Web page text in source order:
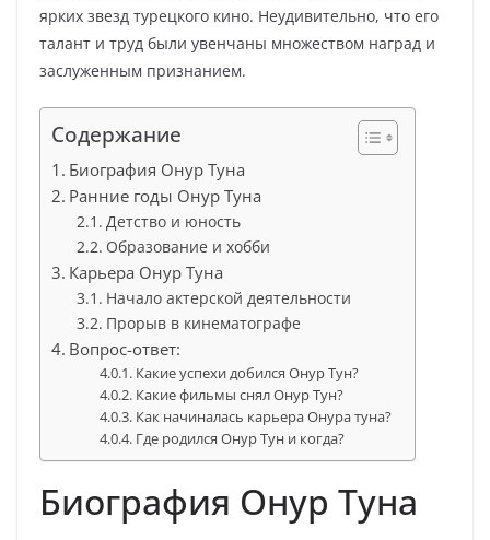
ярких звезд турецкого кино. Неудивительно, что его
талант и труд были увенчаны множеством наград и
заслуженным признанием.
Содержание
Биография Онур Туна
Ранние годы Онур Туна
Детство и юность
Образование и хобби
Карьера Онур Туна
Начало актерской деятельности
Прорыв в кинематографе
Вопрос-ответ:
Какие успехи добился Онур Тун?
Какие фильмы снял Онур Тун?
Как начиналась карьера Онура туна?
Где родился Онур Тун и когда?
Биография Онур Туна